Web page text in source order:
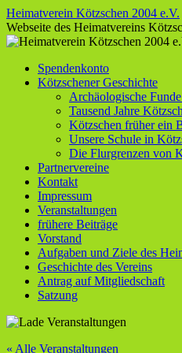
Zum
Inhalt
springen
Heimatverein Kötzschen 2004 e.V.
Webseite des Heimatvereins
Spendenkonto
Kötzschener Geschichte
Archäologische
Tausend Jahre
Kötzschen früher ein
Unsere Schule in
Die Flurgrenzen von
Partnervereine
Kontakt
Impressum
Veranstaltungen
frühere Beiträge
Vorstand
Aufgaben und Ziele des
Geschichte des Vereins
Antrag auf Mitgliedschaft
Satzung
« Alle Veranstaltungen